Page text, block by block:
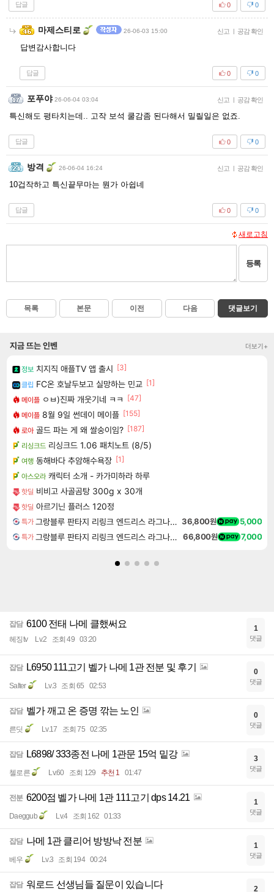
답글 0
0
마제스티로 26-06-03 15:00 신고 | 공감 확인
답변감사합니다
답글 0
0
포푸야 26-06-04 03:04 신고 | 공감 확인
특신해도 평타치는데.. 고작 보석 쿨감좀 된다해서 밀릴일은 없죠.
답글 0
0
방격 26-06-04 16:24 신고 | 공감 확인
10겁작하고 특신끝무마는 뭔가 아쉽네
답글 0
0
새로고침
등록
목록 본문 이전 다음 댓글보기
지금 뜨는 인벤 더보기+
정보 치지직 애플TV 앱 출시 [3]
클립 FC온 호날두보고 실망하는 민교 [1]
메이플 ㅇㅂ)진짜 개웃기네 ㅋㅋ
[47]
메이플 8월 9일 썬데이 메이플 [155]
로아 골드 파는 게 왜 쌀숭이임? [187]
리싱크드 리싱크드 1.06 패치노트 (8/5)
여행 동해바다 추암해수욕장 [1]
아스오라 캐릭터 소개 - 카가미하라 하루
핫딜 비비고 사골곰탕 300g x 30개
핫딜 아르기닌 플러스 120정
특가 그랑블루 판타지 리링크 엔드리스 라그나로크 업그레이드 킷 Granblue Fantasy Relink Endless Ragnarok Upgrade Kit DLC 36,800원 5,000
특가 그랑블루 판타지 리링크 엔드리스 라그나로크 Granblue Fantasy Relink Endless Ragnarok 66,800원 7,000
잡담 6100 전태 나메 클했써요
헤징tv Lv.2 조회 49 03:20
1
댓글
잡담 L6950 111고기 벨가 나메 1관 전분 및 후기
Salter Lv.3 조회 65 02:53
0
댓글
잡담 벨가 깨고 온 증명 깎는 노인
른딧 Lv.17 조회 75 02:35
0
댓글
잡담 L6898/ 333종전 나메 1관문 15억 밑강
첼로른 Lv.60 조회 129 추천 1 01:47
3
댓글
전분 6200점 벨가 나메 1관 111고기 dps 14.21
Daeggub Lv.4 조회 162 01:33
1
댓글
잡담 나메 1관 클리어 방방낙 전분
베우 Lv.3 조회 194 00:24
1
댓글
잡담 워로드 선생님들 질문이 있습니다 2